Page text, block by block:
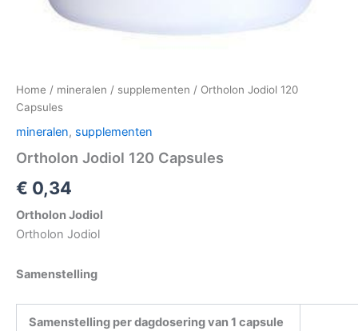
Home / mineralen / supplementen / Ortholon Jodiol 120
Capsules
mineralen, supplementen
Ortholon Jodiol 120 Capsules
€ 0,34
Ortholon Jodiol
Ortholon Jodiol
Samenstelling
Samenstelling per dagdosering van 1 capsule